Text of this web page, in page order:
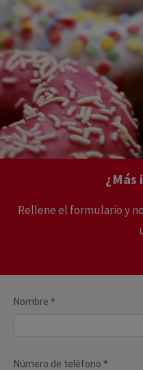
¿Más
Rellene el formulario y
Formulario
(boletín)
Nombre *
Número de teléfono *